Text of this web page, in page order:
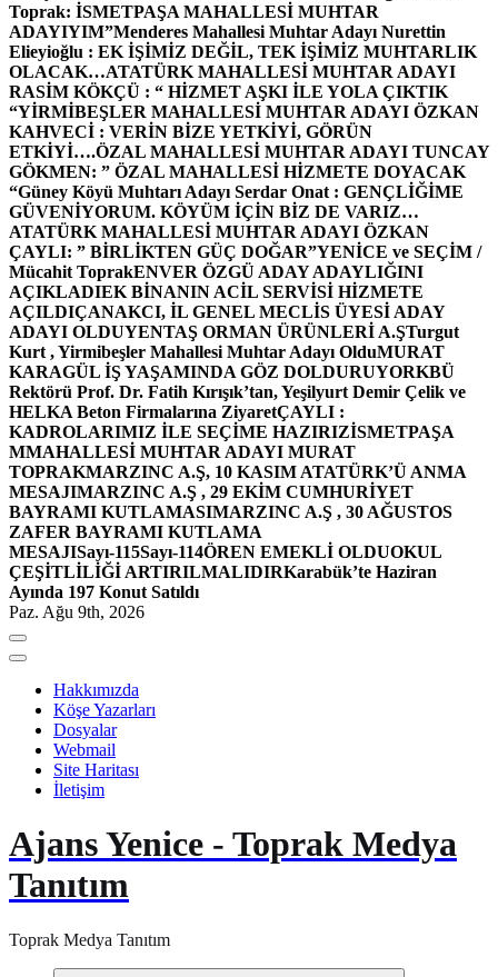
Toprak: İSMETPAŞA MAHALLESİ MUHTAR
ADAYIYIM”Menderes Mahallesi Muhtar Adayı Nurettin
Elieyioğlu : EK İŞİMİZ DEĞİL, TEK İŞİMİZ MUHTARLIK
OLACAK…ATATÜRK MAHALLESİ MUHTAR ADAYI
RASİM KÖKÇÜ : “ HİZMET AŞKI İLE YOLA ÇIKTIK
“YİRMİBEŞLER MAHALLESİ MUHTAR ADAYI ÖZKAN
KAHVECİ : VERİN BİZE YETKİYİ, GÖRÜN
ETKİYİ….ÖZAL MAHALLESİ MUHTAR ADAYI TUNCAY
GÖKMEN: ” ÖZAL MAHALLESİ HİZMETE DOYACAK
“Güney Köyü Muhtarı Adayı Serdar Onat : GENÇLİĞİME
GÜVENİYORUM. KÖYÜM İÇİN BİZ DE VARIZ…
ATATÜRK MAHALLESİ MUHTAR ADAYI ÖZKAN
ÇAYLI: ” BİRLİKTEN GÜÇ DOĞAR”YENİCE ve SEÇİM /
Mücahit ToprakENVER ÖZGÜ ADAY ADAYLIĞINI
AÇIKLADIEK BİNANIN ACİL SERVİSİ HİZMETE
AÇILDIÇANAKCI, İL GENEL MECLİS ÜYESİ ADAY
ADAYI OLDUYENTAŞ ORMAN ÜRÜNLERİ A.ŞTurgut
Kurt , Yirmibeşler Mahallesi Muhtar Adayı OlduMURAT
KARAGÜL İŞ YAŞAMINDA GÖZ DOLDURUYORKBÜ
Rektörü Prof. Dr. Fatih Kırışık’tan, Yeşilyurt Demir Çelik ve
HELKA Beton Firmalarına ZiyaretÇAYLI :
KADROLARIMIZ İLE SEÇİME HAZIRIZİSMETPAŞA
MMAHALLESİ MUHTAR ADAYI MURAT
TOPRAKMARZINC A.Ş, 10 KASIM ATATÜRK’Ü ANMA
MESAJIMARZINC A.Ş , 29 EKİM CUMHURİYET
BAYRAMI KUTLAMASIMARZINC A.Ş , 30 AĞUSTOS
ZAFER BAYRAMI KUTLAMA
MESAJISayı-115Sayı-114ÖREN EMEKLİ OLDUOKUL
ÇEŞİTLİLİĞİ ARTIRILMALIDIRKarabük’te Haziran
Ayında 197 Konut Satıldı
Paz. Ağu 9th, 2026
Hakkımızda
Köşe Yazarları
Dosyalar
Webmail
Site Haritası
İletişim
Ajans Yenice - Toprak Medya
Tanıtım
Toprak Medya Tanıtım